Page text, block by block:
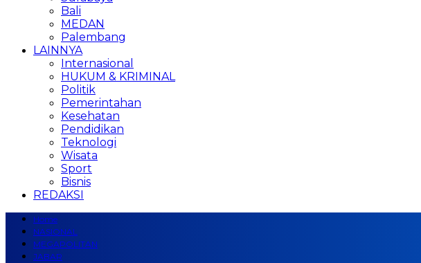
Bali
MEDAN
Palembang
LAINNYA
Internasional
HUKUM & KRIMINAL
Politik
Pemerintahan
Kesehatan
Pendidikan
Teknologi
Wisata
Sport
Bisnis
REDAKSI
Home
NASIONAL
MEGAPOLITAN
JABAR